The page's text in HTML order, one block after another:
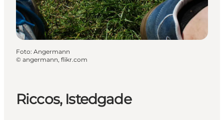
Riccos, Istedgade
Foto: Angermann
© angermann, flikr.com